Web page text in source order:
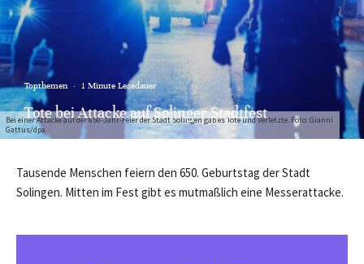
Bei einer Attacke auf der 650-Jahr-Feier der Stadt Solingen gab es Tote und Verletzte. Foto: Gianni
Gattus/dpa
Topthemen · 1 Minute Lesedauer
Tote bei Attacke auf Solinger Stadtfest
Tausende Menschen feiern den 650. Geburtstag der Stadt
Solingen. Mitten im Fest gibt es mutmaßlich eine Messerattacke.